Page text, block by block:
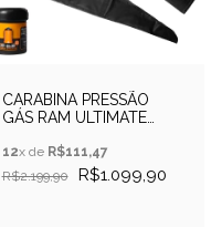
CARABINA PRESSÃO
GÁS RAM ULTIMATE
+CAPA+HELLBOY+ALVO
12x de R$111,47
R$2.199,90
R$1.099,90